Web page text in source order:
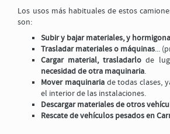
Los usos más habituales de estos
son:
Subir y bajar materiales, y
Trasladar materiales o máquinas...
Cargar material, trasladarlo de
necesidad de otra maquinaria.
Mover maquinaria de todas clases,
el interior de las instalaciones.
Descargar materiales de otros
Rescate de vehículos pesados en